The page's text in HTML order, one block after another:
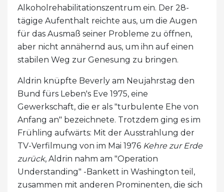
Alkoholrehabilitationszentrum ein. Der 28-
tägige Aufenthalt reichte aus, um die Augen
für das Ausmaß seiner Probleme zu öffnen,
aber nicht annähernd aus, um ihn auf einen
stabilen Weg zur Genesung zu bringen.
Aldrin knüpfte Beverly am Neujahrstag den
Bund fürs Leben's Eve 1975, eine
Gewerkschaft, die er als "turbulente Ehe von
Anfang an" bezeichnete. Trotzdem ging es im
Frühling aufwärts: Mit der Ausstrahlung der
TV-Verfilmung von im Mai 1976 Kehre zur Erde
zurück, Aldrin nahm am "Operation
Understanding" -Bankett in Washington teil,
zusammen mit anderen Prominenten, die sich